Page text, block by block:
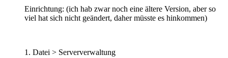
Einrichtung: (ich hab zwar noch eine ältere Version, aber so
viel hat sich nicht geändert, daher müsste es hinkommen)
1. Datei > Serververwaltung